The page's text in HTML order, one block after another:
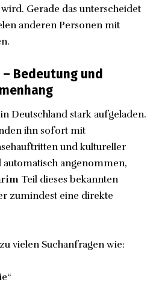
Gerade das unterscheidet
anderen Personen mit
Bedeutung und
Deutschland stark aufgeladen.
ihn sofort mit
und kultureller
automatisch angenommen,
Teil dieses bekannten
zumindest eine direkte
vielen Suchanfragen wie: